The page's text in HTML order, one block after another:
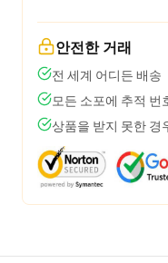
안전한 거래
전 세계 어디든 배송
모든 소포에 추적 번
상품을 받지 못한 경